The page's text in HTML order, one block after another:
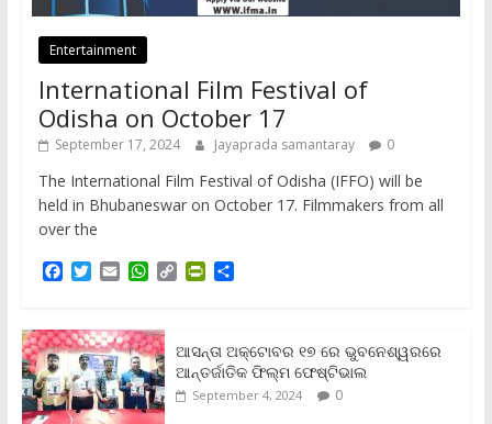
Entertainment
International Film Festival of
Odisha on October 17
September 17, 2024 Jayaprada samantaray 0
The International Film Festival of Odisha (IFFO) will be
held in Bhubaneswar on October 17. Filmmakers from all
over the
F
e
b
o
o
k
T
t
t
e
r
E
i
l
W
t
s
A
p
p
C
L
i
n
k
P
t
F
r
i
S
e
ଆସନ୍ତା ଅକ୍ଟୋବର ୧୭ ରେ ଭୁବନେଶ୍ୱରରେ
ଆନ୍ତର୍ଜାତିକ ଫିଲ୍ମ ଫେଷ୍ଟିଭାଲ
September 4, 2024 0